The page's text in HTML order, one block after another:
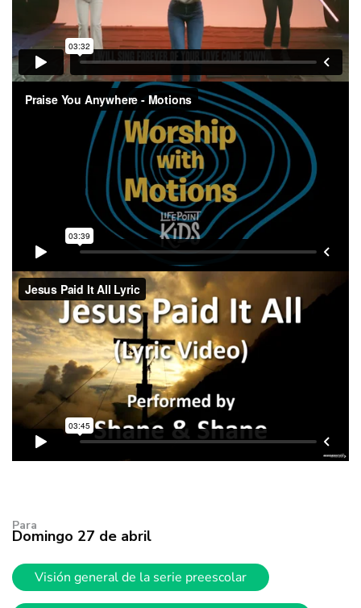
Para
Domingo 27 de abril
Visión general de la serie preescolar